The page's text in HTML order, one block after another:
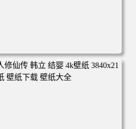
场景 夏日休闲 夏日壁纸 治愈系 童
新 电脑桌面 高清壁纸 壁纸下载 壁